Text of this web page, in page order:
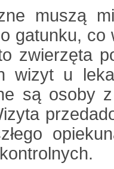
muszą
gatunku,
zwierzęta
wizyt u
są osoby